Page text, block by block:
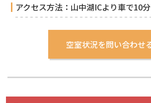
アクセス方法：山中湖ICより車で10分